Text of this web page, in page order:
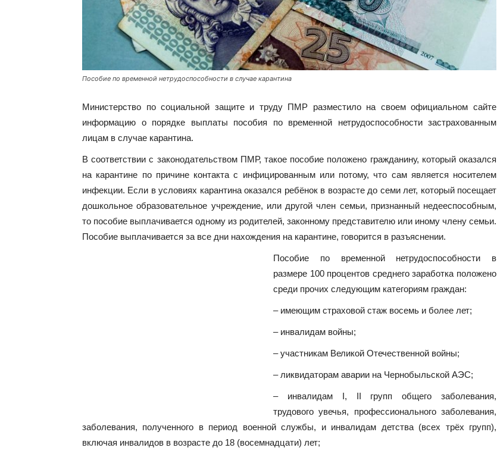
Пособие по временной нетрудоспособности в случае карантина
Министерство по социальной защите и труду ПМР разместило на своем официальном сайте
информацию о порядке выплаты пособия по временной нетрудоспособности застрахованным
лицам в случае карантина.
В соответствии с законодательством ПМР, такое пособие положено гражданину, который оказался
на карантине по причине контакта с инфицированным или потому, что сам является носителем
инфекции. Если в условиях карантина оказался ребёнок в возрасте до семи лет, который посещает
дошкольное образовательное учреждение, или другой член семьи, признанный недееспособным,
то пособие выплачивается одному из родителей, законному представителю или иному члену семьи.
Пособие выплачивается за все дни нахождения на карантине, говорится в разъяснении.
Пособие по временной нетрудоспособности в
размере 100 процентов среднего заработка положено
среди прочих следующим категориям граждан:
– имеющим страховой стаж восемь и более лет;
– инвалидам войны;
– участникам Великой Отечественной войны;
– ликвидаторам аварии на Чернобыльской АЭС;
– инвалидам I, II групп общего заболевания,
трудового увечья, профессионального заболевания,
заболевания, полученного в период военной службы, и инвалидам детства (всех трёх групп),
включая инвалидов в возрасте до 18 (восемнадцати) лет;